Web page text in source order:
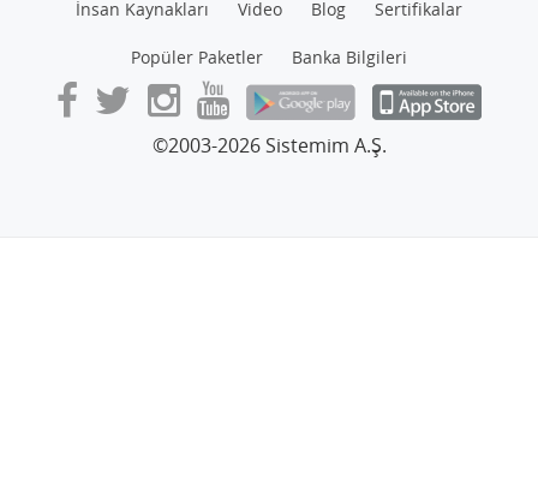
İnsan Kaynakları Video Blog Sertifikalar
Popüler Paketler Banka Bilgileri
©2003-2026 Sistemim A.Ş.